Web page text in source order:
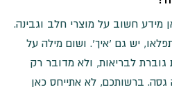
מידע חשוב על מוצרי חלב וגבינה.
יש גם `איך`. ושום מילה על
גוברת לבריאות, ולא מדובר רק
גסה. ברשותכם, לא אתייחס כאן